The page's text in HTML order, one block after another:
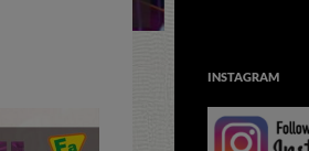
INSTAGRAM